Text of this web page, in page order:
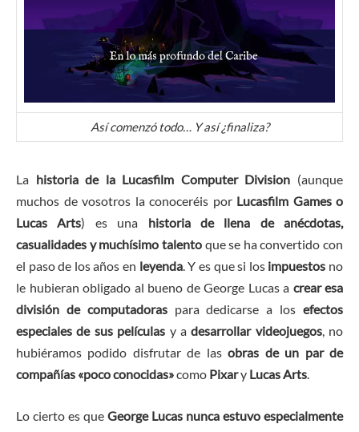
Así comenzó todo… Y así ¿finaliza?
La historia de la Lucasfilm Computer Division (aunque
muchos de vosotros la conoceréis por Lucasfilm Games o
Lucas Arts) es una historia de llena de anécdotas,
casualidades y muchísimo talentoque se ha convertido con
el paso de los años en leyenda. Y es que si los impuestos no
le hubieran obligado al bueno de George Lucas a crear esa
división de computadoraspara dedicarse a losefectos
especiales de sus películas y adesarrollar videojuegos, no
hubiéramos podido disfrutar de lasobras de un par de
compañías «poco conocidas»como Pixary Lucas Arts.
Lo cierto es que George Lucas nunca estuvo especialmente